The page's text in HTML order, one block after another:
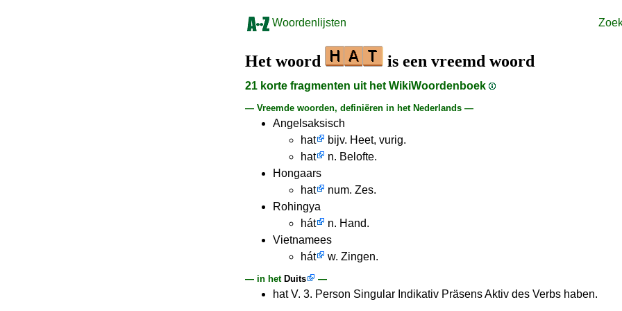
Woordenlijsten
Het woord is een vreemd woord
21 korte fragmenten uit het WikiWoordenboek
— Vreemde woorden, definiëren in het Nederlands —
Angelsaksisch
hat
bijv. Heet, vurig.
hat
n. Belofte.
Hongaars
hat
num. Zes.
Rohingya
hát
n. Hand.
Vietnamees
hát
w. Zingen.
— in het Duits —
hat V. 3. Person Singular Indikativ Präsens Aktiv des Verbs haben.